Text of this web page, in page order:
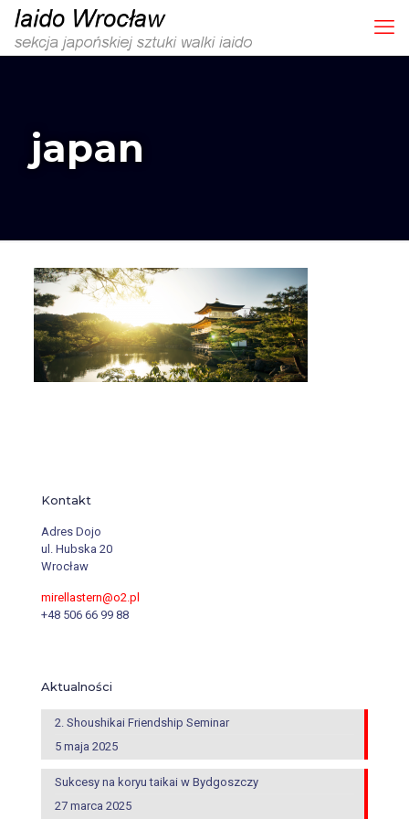
japan
Kontakt
Adres Dojo
ul. Hubska 20
Wrocław
mirellastern@o2.pl
+48 506 66 99 88
Aktualności
2. Shoushikai Friendship Seminar
5 maja 2025
Sukcesy na koryu taikai w Bydgoszczy
27 marca 2025